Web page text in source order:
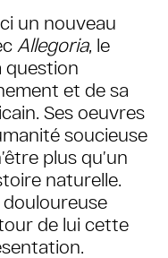
un nouveau
Allegoria, le
question
et de sa
Ses oeuvres
soucieuse
plus qu’un
naturelle.
douloureuse
de lui cette